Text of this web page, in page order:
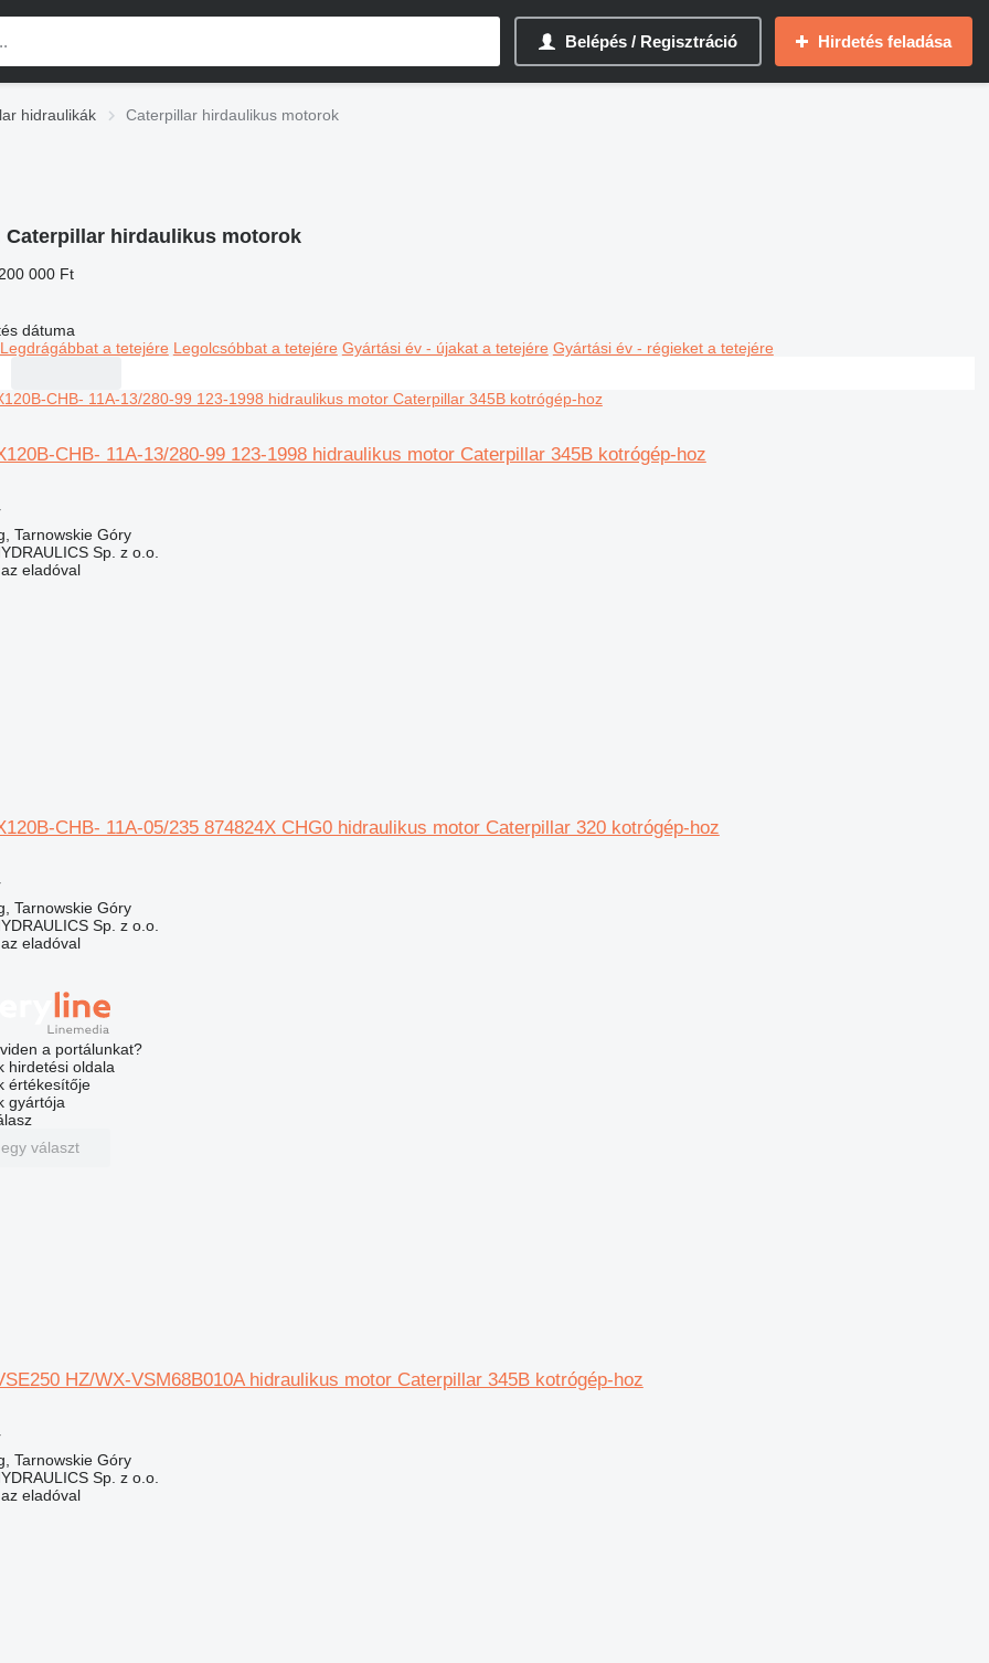
Belépés / Regisztráció Hirdetés feladása
hidraulikák Caterpillar hirdaulikus motorok
Caterpillar hirdaulikus motorok
000 Ft
dátuma
Legdrágábbat a tetejére Legolcsóbbat a tetejére Gyártási év - újakat a tetejére Gyártási év - régieket a tetejére
CHB- 11A-13/280-99 123-1998 hidraulikus motor Caterpillar 345B kotrógép-hoz
Tarnowskie Góry
Sp. z o.o.
eladóval
CHB- 11A-05/235 874824X CHG0 hidraulikus motor Caterpillar 320 kotrógép-hoz
Tarnowskie Góry
Sp. z o.o.
eladóval
a portálunkat?
hirdetési oldala
értékesítője
gyártója
választ
HZ/WX-VSM68B010A hidraulikus motor Caterpillar 345B kotrógép-hoz
Tarnowskie Góry
Sp. z o.o.
eladóval